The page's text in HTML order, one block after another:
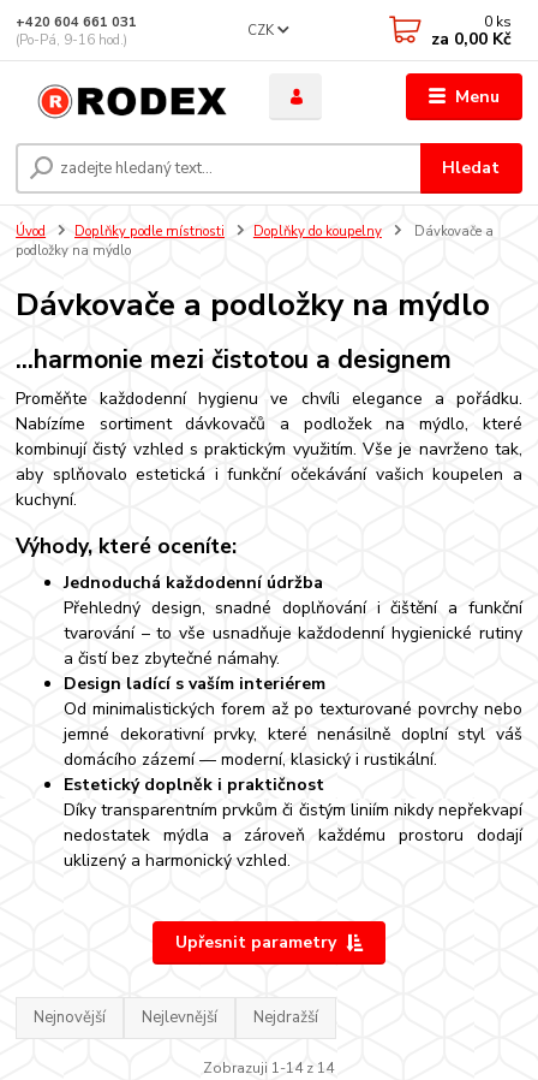
Menu
CZK
Hledat
+420 604 661 031
(Po-Pá, 9-16 hod.)
0 ks
za 0,00 Kč
Úvod Doplňky podle místnosti Doplňky do koupelny
Dávkovače a
podložky na mýdlo
Dávkovače a podložky na mýdlo
...harmonie mezi čistotou a designem
Proměňte každodenní hygienu ve chvíli elegance a pořádku.
Nabízíme sortiment dávkovačů a podložek na mýdlo, které
kombinují čistý vzhled s praktickým využitím. Vše je navrženo tak,
aby splňovalo estetická i funkční očekávání vašich koupelen a
kuchyní.
Výhody, které oceníte:
Jednoduchá každodenní údržba
Přehledný design, snadné doplňování i čištění a funkční
tvarování – to vše usnadňuje každodenní hygienické rutiny
a čistí bez zbytečné námahy.
Design ladící s vaším interiérem
Od minimalistických forem až po texturované povrchy nebo
jemné dekorativní prvky, které nenásilně doplní styl váš
domácího zázemí — moderní, klasický i rustikální.
Estetický doplněk i praktičnost
Díky transparentním prvkům či čistým liniím nikdy nepřekvapí
nedostatek mýdla a zároveň každému prostoru dodají
uklizený a harmonický vzhled.
Upřesnit parametry
Nejnovější Nejlevnější Nejdražší
Zobrazuji 1-14 z 14